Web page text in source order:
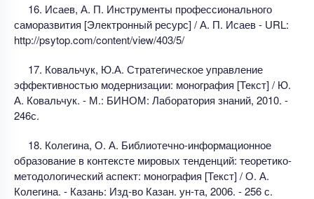
16. Исаев, А. П. Инструменты профессионального
саморазвития [Электронный ресурс] / А. П. Исаев - URL:
http://psytop.com/content/view/403/5/
17. Ковальчук, Ю.А. Стратегическое управление
эффективностью модернизации: монография [Текст] / Ю.
А. Ковальчук. - М.: БИНОМ: Лаборатория знаний, 2010. -
246с.
18. Колегина, О. А. Библиотечно-информационное
образование в контексте мировых тенденций: теоретико-
методологический аспект: монография [Текст] / О. А.
Колегина. - Казань: Изд-во Казан. ун-та, 2006. - 256 с.